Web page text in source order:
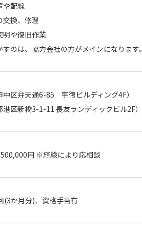
や配線
交換、修理
明や復旧作業
のは、協力会社の方がメインになります。
区弁天通6-85 宇徳ビルディング4F）
区新橋3-1-11 長友ランディックビル2F）
円 ※経験により応相談
(3か月分)、資格手当有